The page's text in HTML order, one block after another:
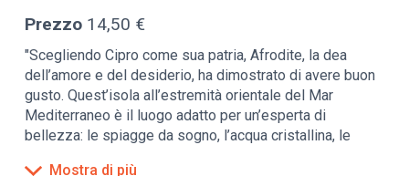
Prezzo 14,50 €
"Scegliendo Cipro come sua patria, Afrodite, la dea
dell’amore e del desiderio, ha dimostrato di avere buon
gusto. Quest’isola all’estremità orientale del Mar
Mediterraneo è il luogo adatto per un’esperta di
bellezza: le spiagge da sogno, l’acqua cristallina, le
Mostra di più